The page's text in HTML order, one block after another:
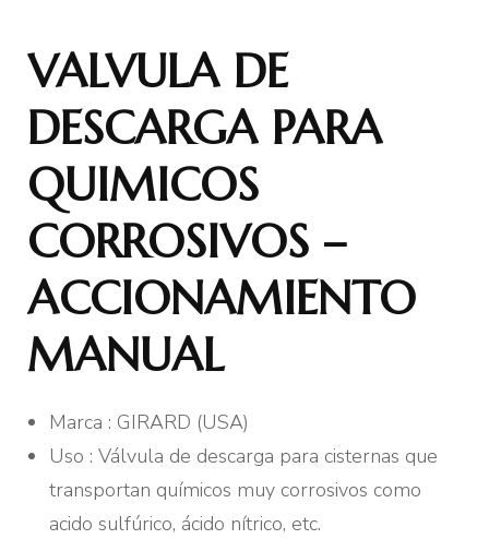
VALVULA DE
DESCARGA PARA
QUIMICOS
CORROSIVOS –
ACCIONAMIENTO
MANUAL
Marca : GIRARD (USA)
Uso : Válvula de descarga para cisternas que
transportan químicos muy corrosivos como
acido sulfúrico, ácido nítrico, etc.